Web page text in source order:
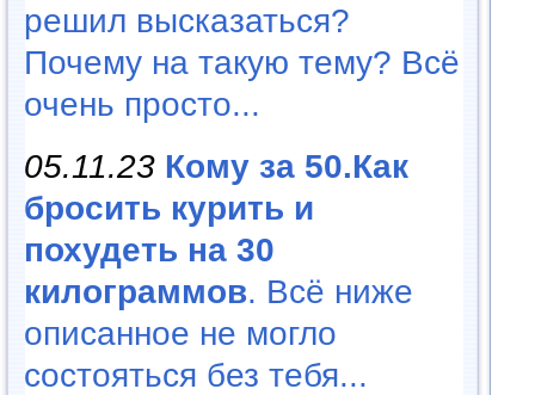
решил высказаться?
Почему на такую тему? Всё
очень просто...
05.11.23 Кому за 50.Как
бросить курить и
похудеть на 30
килограммов. Всё ниже
описанное не могло
состояться без тебя...